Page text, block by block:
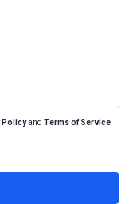
Policyand Terms of Service